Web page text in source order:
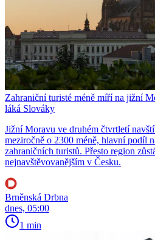
Zahraniční turisté méně míří na jižní
láká Slováky
Jižní Moravu ve druhém čtvrtletí
meziročně o 2300 méně, hlavní podíl
zahraničních turistů. Přesto region
nejnavštěvovanějším v Česku.
Brněnská Drbna
dnes, 05:00
1 min